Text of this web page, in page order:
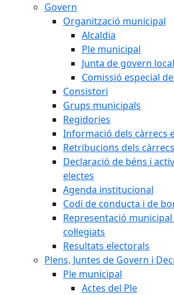
Govern
Organització municipal
Alcaldia
Ple municipal
Junta de govern local
Comissió especial
Consistori
Grups municipals
Regidories
Informació dels càrrecs
Retribucions dels
Declaració de béns i
electes
Agenda institucional
Codi de conducta i de
Representació
col·legiats
Resultats electorals
Plens, Juntes de Govern i
Ple municipal
Actes del Ple